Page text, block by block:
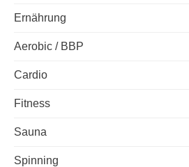
Ernährung
Aerobic / BBP
Cardio
Fitness
Sauna
Spinning